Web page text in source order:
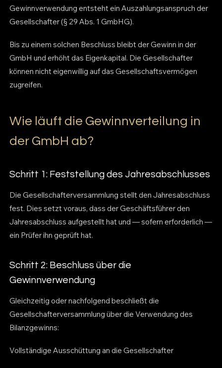
Gewinnverwendung entsteht ein Auszahlungsanspruch der
Gesellschafter (§ 29 Abs. 1 GmbHG).
Bis zu einem solchen Beschluss bleibt der Gewinn in der
GmbH und erhöht das Eigenkapital. Die Gesellschafter
können nicht eigenwillig auf das Gesellschaftsvermögen
zugreifen.
Wie läuft die Gewinnverteilung in
der GmbH ab?
Schritt 1: Feststellung des Jahresabschlusses
Die Gesellschafterversammlung stellt den Jahresabschluss
fest. Dies setzt voraus, dass der Geschäftsführer den
Jahresabschluss aufgestellt hat und — sofern erforderlich —
ein Prüfer ihn geprüft hat.
Schritt 2: Beschluss über die
Gewinnverwendung
Gleichzeitig oder nachfolgend beschließt die
Gesellschafterversammlung über die Verwendung des
Bilanzgewinns:
Vollständige Ausschüttung an die Gesellschafter